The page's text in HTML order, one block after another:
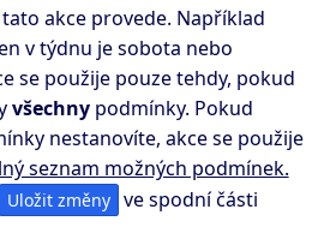
akce provede. Například
v týdnu je sobota nebo
se použije pouze tehdy, pokud
všechnypodmínky. Pokud
nestanovíte, akce se použije
seznam možných podmínek.
Uložit změny ve spodní části